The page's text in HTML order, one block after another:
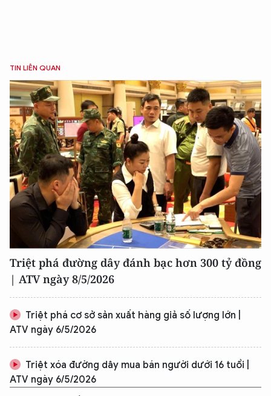
TIN LIÊN QUAN
Triệt phá đường dây đánh bạc hơn 300 tỷ đồng
| ATV ngày 8/5/2026
Triệt phá cơ sở sản xuất hàng giả số lượng lớn |
ATV ngày 6/5/2026
Triệt xóa đường dây mua bán người dưới 16 tuổi |
ATV ngày 6/5/2026